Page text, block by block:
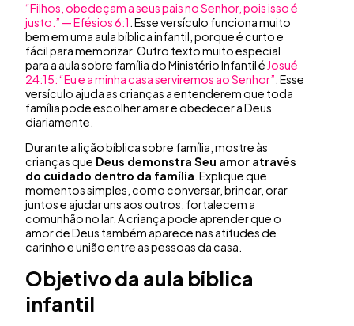
“Filhos, obedeçam a seus pais no Senhor, pois isso é
justo.” — Efésios 6:1 . Esse versículo funciona muito
bem em uma aula bíblica infantil, porque é curto e
fácil para memorizar. Outro texto muito especial
para a aula sobre família do Ministério Infantil é Josué
24:15: “Eu e a minha casa serviremos ao Senhor” . Esse
versículo ajuda as crianças a entenderem que toda
família pode escolher amar e obedecer a Deus
diariamente.
Durante a lição bíblica sobre família, mostre às
crianças que Deus demonstra Seu amor através
do cuidado dentro da família . Explique que
momentos simples, como conversar, brincar, orar
juntos e ajudar uns aos outros, fortalecem a
comunhão no lar. A criança pode aprender que o
amor de Deus também aparece nas atitudes de
carinho e união entre as pessoas da casa.
Objetivo da aula bíblica
infantil